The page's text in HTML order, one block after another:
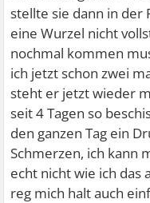
stellte sie dann in der
eine Wurzel nicht
nochmal kommen
ich jetzt schon zwei
steht er jetzt wieder
seit 4 Tagen so
den ganzen Tag ein
Schmerzen, ich kann
echt nicht wie ich das
reg mich halt auch